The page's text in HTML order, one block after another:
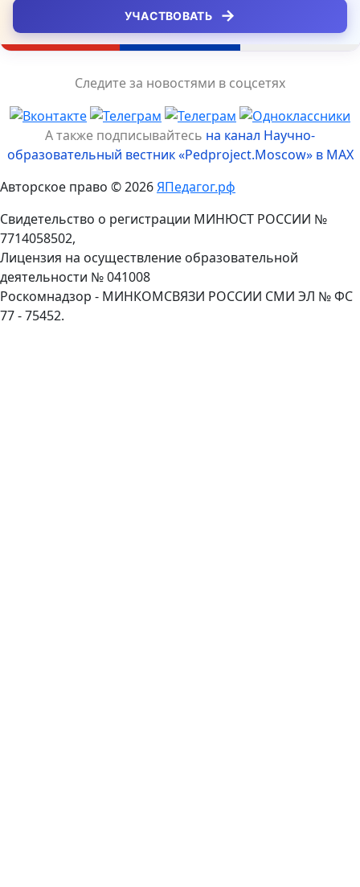
УЧАСТВОВАТЬ →
Следите за новостями в соцсетях
А также подписывайтесь на канал Научно-
образовательный вестник «Pedproject.Moscow» в MAX
Авторское право © 2026ЯПедагог.рф
Свидетельство о регистрации МИНЮСТ РОССИИ №
7714058502,
Лицензия на осуществление образовательной
деятельности № 041008
Роскомнадзор - МИНКОМСВЯЗИ РОССИИ СМИ ЭЛ № ФС
77 - 75452.